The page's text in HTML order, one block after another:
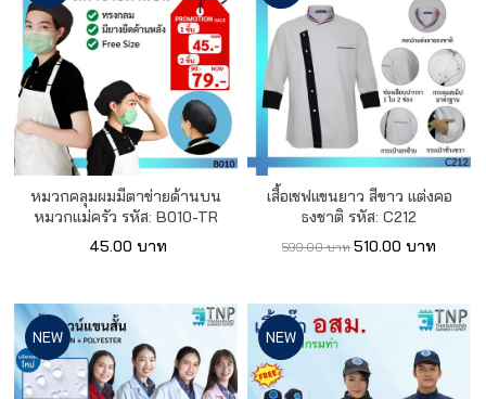
หมวกคลุมผมมีตาข่ายด้านบน
หมวกแม่ครัว รหัส: B010-TR
45.00 บาท
เสื้อเชฟแขนยาว สีขาว แต่งคอ
ธงชาติ รหัส: C212
599.00 บาท 510.00 บาท
NEW NEW